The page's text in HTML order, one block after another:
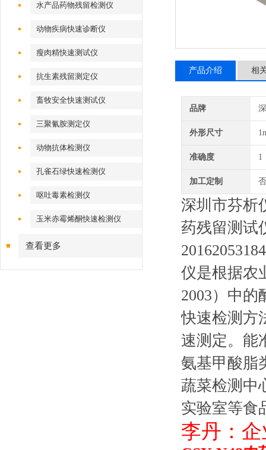
水产品药物残留检测仪
动物疾病快速诊断仪
瘦肉精快速测试仪
抗生素残留测定仪
畜牧安全快速测试仪
三聚氰胺测定仪
动物抗体检测仪
孔雀石绿快速检测仪
呕吐毒素检测仪
玉米赤霉烯酮快速检测仪
查看更多
产品介绍 相
品牌
外形尺寸
准确度 1
加工定制 否
深圳市芬析
药残留测试
仪是根据农
2003）中
快速检测方
速测定。能
氨基甲酸脂
蔬菜检测中
实验室等食
李丹：企